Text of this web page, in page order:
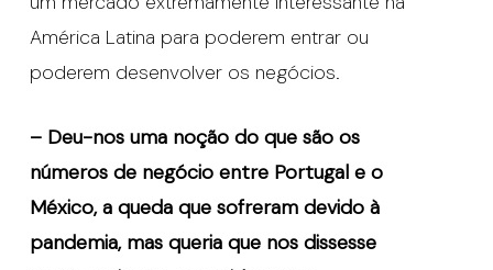
América Latina para poderem entrar ou
poderem desenvolver os negócios.
– Deu-nos uma noção do que são os
números de negócio entre Portugal e o
México, a queda que sofreram devido à
pandemia, mas queria que nos dissesse